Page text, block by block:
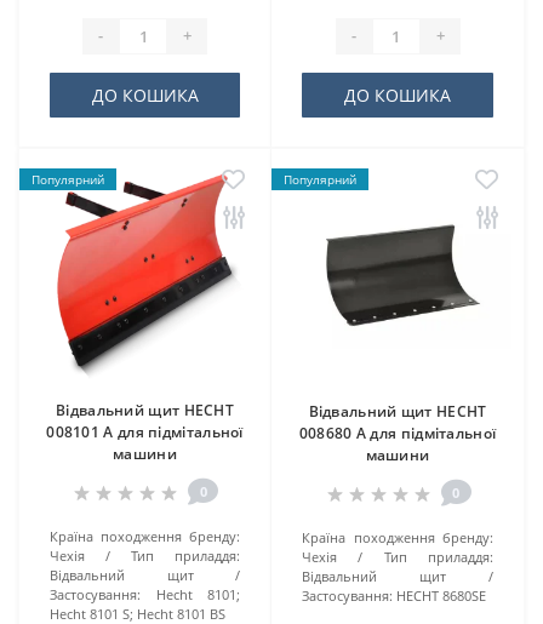
- +
ДО КОШИКА
- +
ДО КОШИКА
Популярний
Відвальний щит HECHT
008101 A для підмітальної
машини
0
Країна походження бренду:
Чехія
Тип приладдя:
Відвальний щит
Застосування:
Hecht 8101;
Hecht 8101 S; Hecht 8101 BS
Популярний
Відвальний щит HECHT
008680 A для підмітальної
машини
0
Країна походження бренду:
Чехія
Тип приладдя:
Відвальний щит
Застосування: HECHT 8680SE